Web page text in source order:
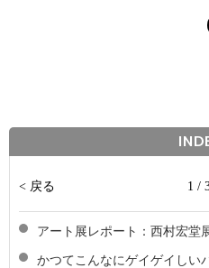
< 戻る 1 /
アート展レポート：西村宏堂
かつてこんなにゲイゲイし